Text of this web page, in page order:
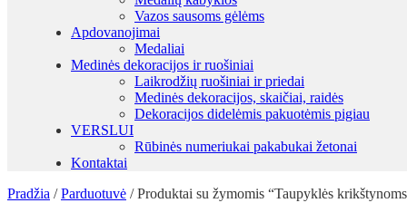
Vazos sausoms gėlėms
Apdovanojimai
Medaliai
Medinės dekoracijos ir ruošiniai
Laikrodžių ruošiniai ir priedai
Medinės dekoracijos, skaičiai, raidės
Dekoracijos didelėmis pakuotėmis pigiau
VERSLUI
Rūbinės numeriukai pakabukai žetonai
Kontaktai
Pradžia / Parduotuvė /Produktai su žymomis “Taupyklės